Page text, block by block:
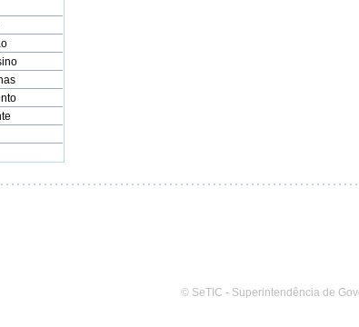
© SeTIC - Superintendência de